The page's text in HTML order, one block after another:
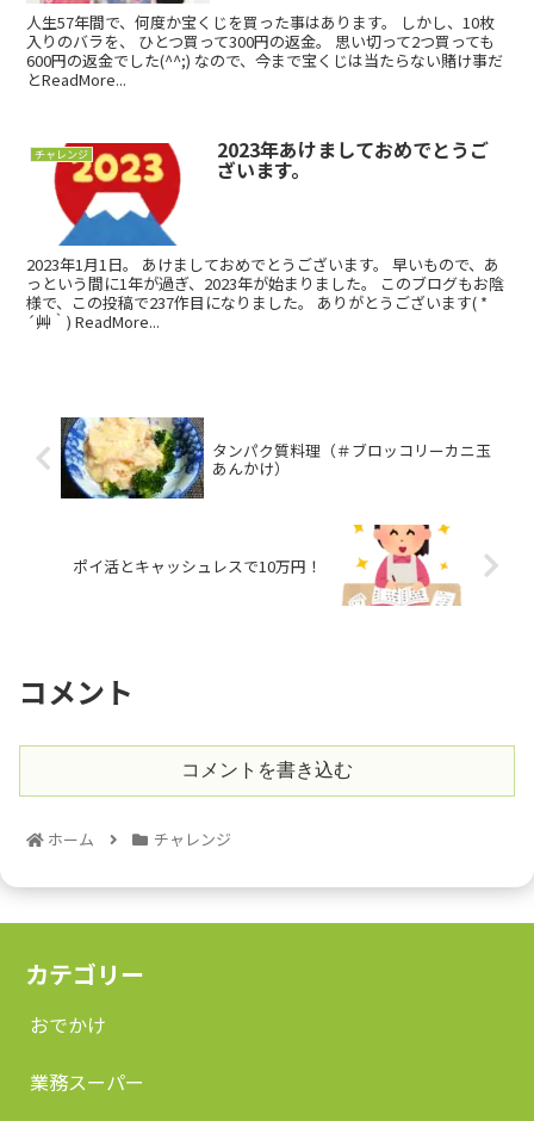
人生57年間で、何度か宝くじを買った事はあります。 しかし、10枚
入りのバラを、 ひとつ買って300円の返金。 思い切って2つ買っても
600円の返金でした(^^;) なので、今まで宝くじは当たらない賭け事だ
とReadMore...
チャレンジ 2023年あけましておめでとうご
ざいます。
2023年1月1日。 あけましておめでとうございます。 早いもので、あ
っという間に1年が過ぎ、2023年が始まりました。 このブログもお陰
様で、この投稿で237作目になりました。 ありがとうございます( *
´艸｀) ReadMore...
タンパク質料理（＃ブロッコリーカニ玉
あんかけ）
ポイ活とキャッシュレスで10万円！
コメント
コメントを書き込む
ホーム チャレンジ
カテゴリー
おでかけ
業務スーパー